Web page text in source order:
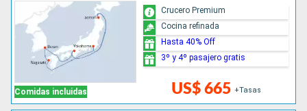
Comidas incluidas US$ 665 +Tasas
Crucero Premium
Cocina refinada
Hasta 40% Off
3º y 4º pasajero gratis